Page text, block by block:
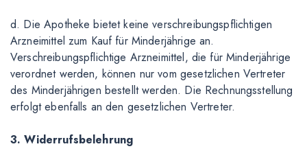
d. Die Apotheke bietet keine verschreibungspflichtigen
Arzneimittel zum Kauf für Minderjährige an.
Verschreibungspflichtige Arzneimittel, die für Minderjährige
verordnet werden, können nur vom gesetzlichen Vertreter
des Minderjährigen bestellt werden. Die Rechnungsstellung
erfolgt ebenfalls an den gesetzlichen Vertreter.
3. Widerrufsbelehrung